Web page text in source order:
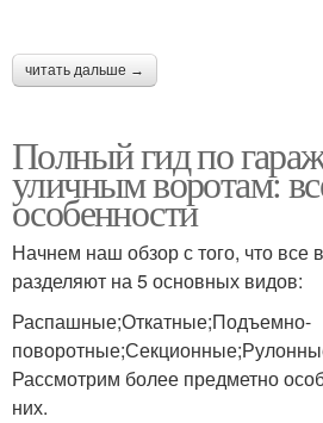
читать дальше →
Полный гид по
уличным воротам:
особенности
Начнем наш обзор с того, что все
разделяют на 5 основных видов:
Распашные;Откатные;Подъемно-
Рассмотрим более предметно
них.